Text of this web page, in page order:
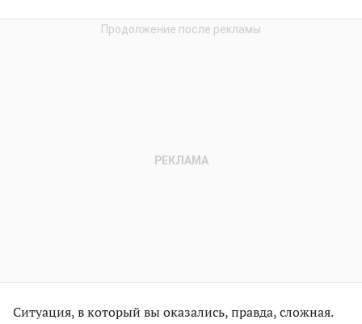
Ситуация, в который вы оказались, правда, сложная.